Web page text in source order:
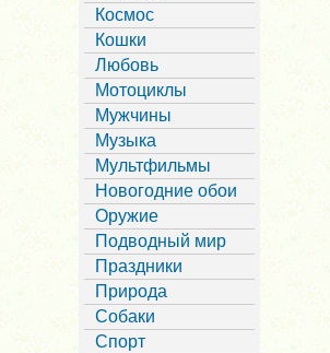
Космос
Кошки
Любовь
Мотоциклы
Мужчины
Музыка
Мультфильмы
Новогодние обои
Оружие
Подводный мир
Праздники
Природа
Собаки
Спорт